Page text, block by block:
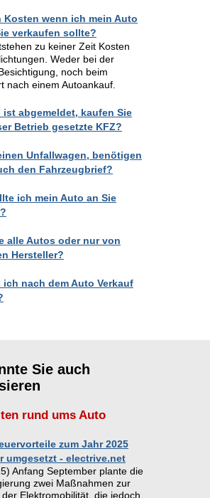
Kosten wenn ich mein Auto
verkaufen sollte?
zu keiner Zeit Kosten
Weder bei der
noch beim
nach einem Autoankauf.
ist abgemeldet, kaufen Sie
Betrieb gesetzte KFZ?
Unfallwagen, benötigen
den Fahrzeugbrief?
ich mein Auto an Sie
alle Autos oder nur von
Hersteller?
ich nach dem Auto Verkauf
Sie auch
rund ums Auto
zum Jahr 2025
umgesetzt - electrive.net
Anfang September plante die
zwei Maßnahmen zur
Elektromobilität, die jedoch